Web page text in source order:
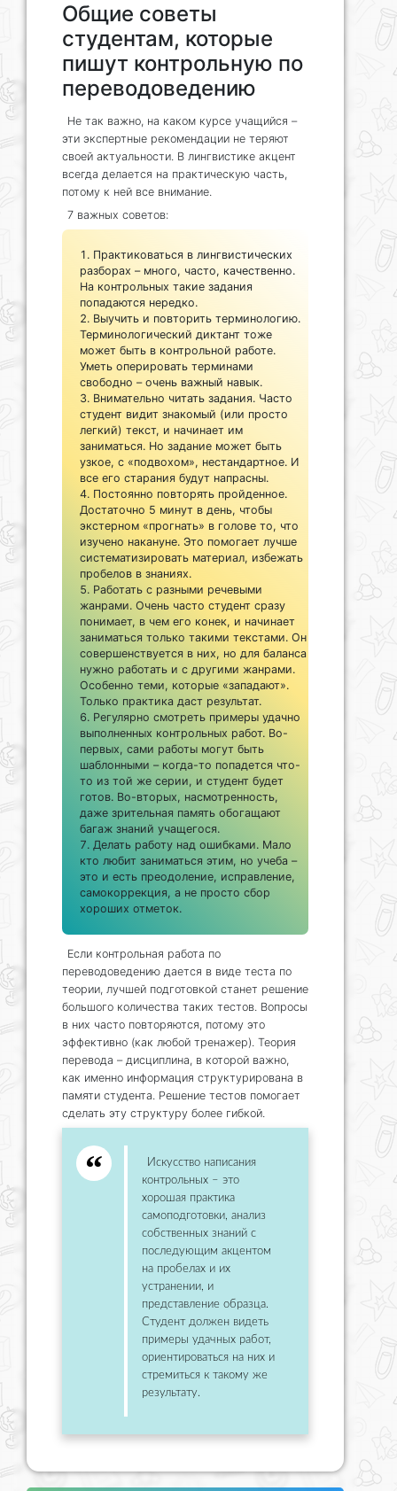
Общие советы
студентам, которые
пишут контрольную по
переводоведению
Не так важно, на каком курсе учащийся –
эти экспертные рекомендации не теряют
своей актуальности. В лингвистике акцент
всегда делается на практическую часть,
потому к ней все внимание.
7 важных советов:
Практиковаться в лингвистических
разборах – много, часто, качественно.
На контрольных такие задания
попадаются нередко.
Выучить и повторить терминологию.
Терминологический диктант тоже
может быть в контрольной работе.
Уметь оперировать терминами
свободно – очень важный навык.
Внимательно читать задания. Часто
студент видит знакомый (или просто
легкий) текст, и начинает им
заниматься. Но задание может быть
узкое, с «подвохом», нестандартное. И
все его старания будут напрасны.
Постоянно повторять пройденное.
Достаточно 5 минут в день, чтобы
экстерном «прогнать» в голове то, что
изучено накануне. Это помогает лучше
систематизировать материал, избежать
пробелов в знаниях.
Работать с разными речевыми
жанрами. Очень часто студент сразу
понимает, в чем его конек, и начинает
заниматься только такими текстами. Он
совершенствуется в них, но для баланса
нужно работать и с другими жанрами.
Особенно теми, которые «западают».
Только практика даст результат.
Регулярно смотреть примеры удачно
выполненных контрольных работ. Во-
первых, сами работы могут быть
шаблонными – когда-то попадется что-
то из той же серии, и студент будет
готов. Во-вторых, насмотренность,
даже зрительная память обогащают
багаж знаний учащегося.
Делать работу над ошибками. Мало
кто любит заниматься этим, но учеба –
это и есть преодоление, исправление,
самокоррекция, а не просто сбор
хороших отметок.
Если контрольная работа по
переводоведению дается в виде теста по
теории, лучшей подготовкой станет решение
большого количества таких тестов. Вопросы
в них часто повторяются, потому это
эффективно (как любой тренажер). Теория
перевода – дисциплина, в которой важно,
как именно информация структурирована в
памяти студента. Решение тестов помогает
сделать эту структуру более гибкой.
Искусство написания
контрольных – это
хорошая практика
самоподготовки, анализ
собственных знаний с
последующим акцентом
на пробелах и их
устранении, и
представление образца.
Студент должен видеть
примеры удачных работ,
ориентироваться на них и
стремиться к такому же
результату.